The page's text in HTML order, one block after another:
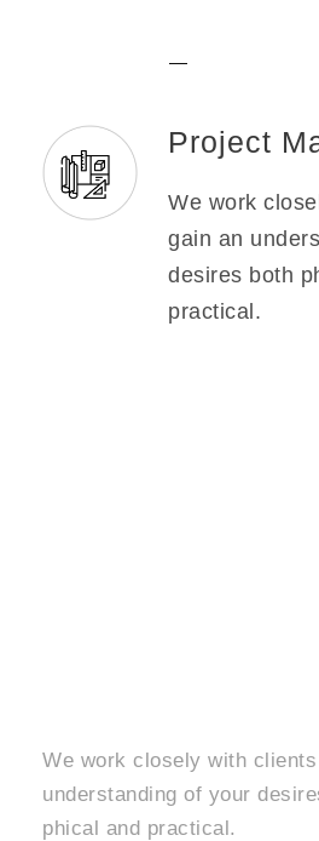
Project
We work
gain an
desires both
practical.
We work closely with
understanding of your
phical and practical.